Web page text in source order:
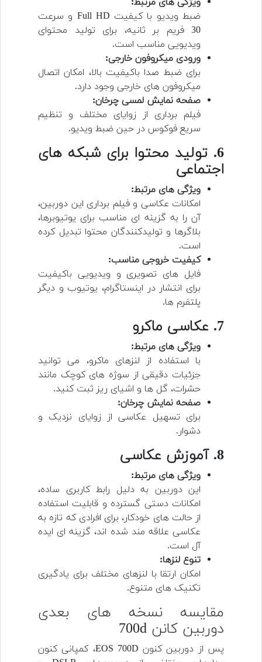
ضبط ویدیو با کیفیت Full HD و سرعت
30 فریم بر ثانیه، برای تولید محتوای
ویدیویی مناسب است.
ورودی میکروفون خارجی:
برای ضبط صدا باکیفیت بالا، امکان اتصال
میکروفون های خارجی وجود دارد.
صفحه نمایش لمسی چرخان:
فیلم برداری از زوایای مختلف و تنظیم
سریع فوکوس در حین ضبط ویدیو.
6. تولید محتوا برای شبکه های
اجتماعی
ویژگی های مرتبط:
امکانات عکاسی و فیلم برداری این دوربین،
آن را به گزینه ای مناسب برای یوتیوبرها،
بلاگرها و تولیدکنندگان محتوا تبدیل کرده
است.
کیفیت خروجی مناسب:
فایل های تصویری و ویدیویی باکیفیت
برای انتشار در اینستاگرام، یوتیوب و دیگر
پلتفرم ها.
7. عکاسی ماکرو
ویژگی های مرتبط:
با استفاده از لنزهای ماکرو، می توانید
جزئیات دقیقی از سوژه های کوچک مانند
حشرات، گل ها و اشیای ریز ثبت کنید.
صفحه نمایش چرخان:
برای تسهیل عکاسی از زوایای نزدیک و
دشوار.
8. آموزش عکاسی
ویژگی های مرتبط:
این دوربین به دلیل رابط کاربری ساده،
امکانات دستی گسترده و قابلیت استفاده
از حالت های خودکار، برای افرادی که تازه به
عکاسی علاقه مند شده اند، گزینه ای ایده
آل است.
تنوع لنزها:
امکان ارتقا با لنزهای مختلف برای یادگیری
تکنیک های متنوع.
مقایسه نسخه های بعدی
دوربین کانن 700d
پس از دوربین کنون EOS 700D، کمپانی کنون